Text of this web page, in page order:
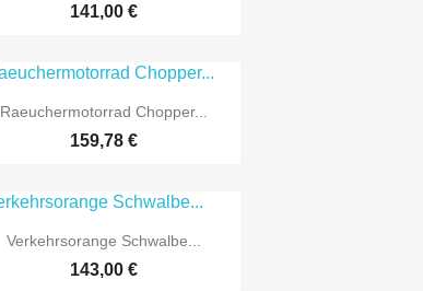
141,00 €
 Vorschau
Raeuchermotorrad Chopper...
159,78 €
 Vorschau
Verkehrsorange Schwalbe...
143,00 €